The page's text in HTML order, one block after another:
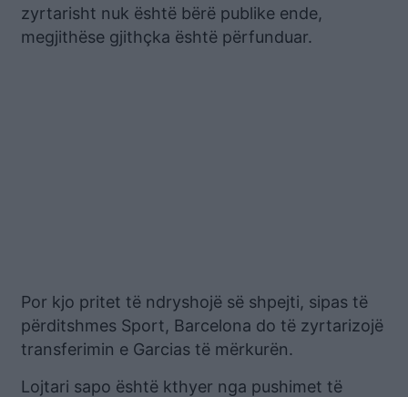
zyrtarisht nuk është bërë publike ende,
megjithëse gjithçka është përfunduar.
Por kjo pritet të ndryshojë së shpejti, sipas të
përditshmes Sport, Barcelona do të zyrtarizojë
transferimin e Garcias të mërkurën.
Lojtari sapo është kthyer nga pushimet të